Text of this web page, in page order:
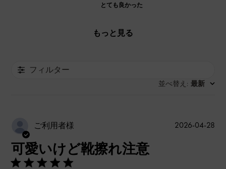
とても良かった
もっと見る
フィルター
並べ替え : 最新
ご利用者様
可愛いけど靴擦れ注意
公
2026-04-28